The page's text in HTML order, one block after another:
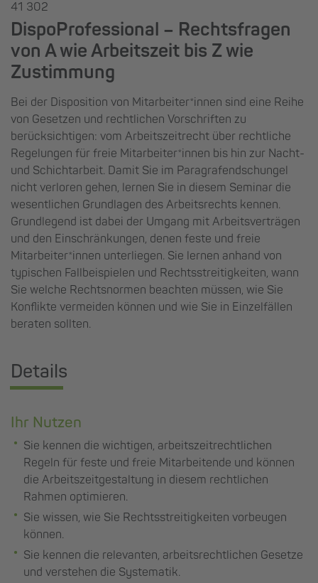
41 302
DispoProfessional – Rechtsfragen
von A wie Arbeitszeit bis Z wie
Zustimmung
Bei der Disposition von Mitarbeiter*innen sind eine Reihe
von Gesetzen und rechtlichen Vorschriften zu
berücksichtigen: vom Arbeitszeitrecht über rechtliche
Regelungen für freie Mitarbeiter*innen bis hin zur Nacht-
und Schichtarbeit. Damit Sie im Paragrafendschungel
nicht verloren gehen, lernen Sie in diesem Seminar die
wesentlichen Grundlagen des Arbeitsrechts kennen.
Grundlegend ist dabei der Umgang mit Arbeitsverträgen
und den Einschränkungen, denen feste und freie
Mitarbeiter*innen unterliegen. Sie lernen anhand von
typischen Fallbeispielen und Rechtsstreitigkeiten, wann
Sie welche Rechtsnormen beachten müssen, wie Sie
Konflikte vermeiden können und wie Sie in Einzelfällen
beraten sollten.
Details
Ihr Nutzen
Sie kennen die wichtigen, arbeitszeitrechtlichen
Regeln für feste und freie Mitarbeitende und können
die Arbeitszeitgestaltung in diesem rechtlichen
Rahmen optimieren.
Sie wissen, wie Sie Rechtsstreitigkeiten vorbeugen
können.
Sie kennen die relevanten, arbeitsrechtlichen Gesetze
und verstehen die Systematik.